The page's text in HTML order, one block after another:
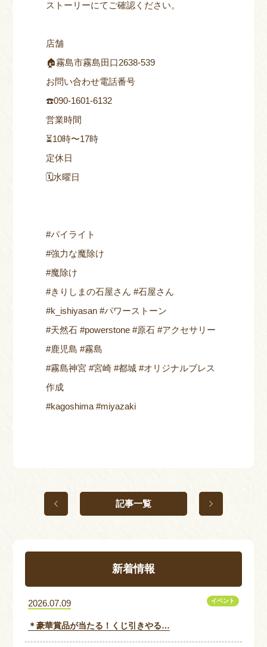
ストーリーにてご確認ください。
店舗
🏠霧島市霧島田口2638-539
お問い合わせ電話番号
☎️090-1601-6132
営業時間
⏳10時〜17時
定休日
🗓️水曜日
#パイライト
#強力な魔除け
#魔除け
#きりしまの石屋さん #石屋さん
#k_ishiyasan #パワーストーン
#天然石 #powerstone #原石 #アクセサリー
#鹿児島 #霧島
#霧島神宮 #宮崎 #都城 #オリジナルブレス
作成
#kagoshima #miyazaki
記事一覧
新着情報
2026.07.09 イベント
＊豪華賞品が当たる！くじ引きやる…